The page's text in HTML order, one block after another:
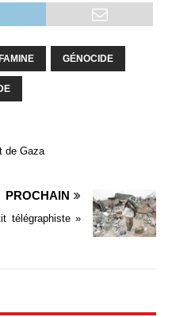
GÉNOCIDE
de Gaza
PROCHAIN
télégraphiste »